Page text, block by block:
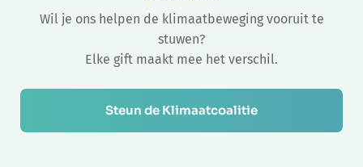
Wil je ons helpen de klimaatbeweging vooruit te
stuwen?
Elke gift maakt mee het verschil.
Steun de Klimaatcoalitie